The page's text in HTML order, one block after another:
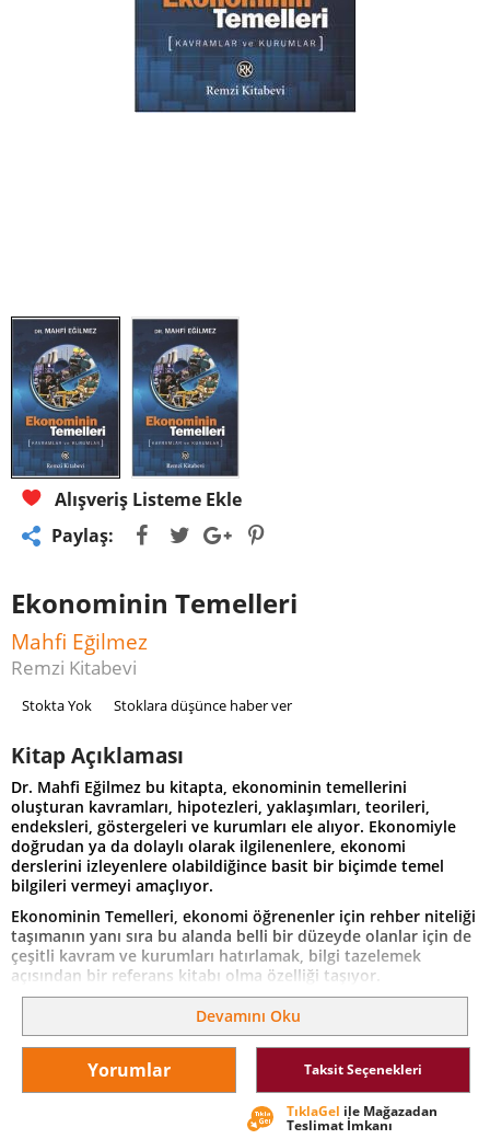
Alışveriş Listeme Ekle
Paylaş:
Ekonominin Temelleri
Mahfi Eğilmez
Remzi Kitabevi
Stokta Yok Stoklara düşünce haber ver
Kitap Açıklaması
Dr. Mahfi Eğilmez bu kitapta, ekonominin temellerini
oluşturan kavramları, hipotezleri, yaklaşımları, teorileri,
endeksleri, göstergeleri ve kurumları ele alıyor. Ekonomiyle
doğrudan ya da dolaylı olarak ilgilenenlere, ekonomi
derslerini izleyenlere olabildiğince basit bir biçimde temel
bilgileri vermeyi amaçlıyor.
Ekonominin Temelleri, ekonomi öğrenenler için rehber niteliği
taşımanın yanı sıra bu alanda belli bir düzeyde olanlar için de
çeşitli kavram ve kurumları hatırlamak, bilgi tazelemek
açısından bir referans kitabı olma özelliği taşıyor.
Devamını Oku
Yorumlar Taksit Seçenekleri
TıklaGel ile Mağazadan
Teslimat İmkanı